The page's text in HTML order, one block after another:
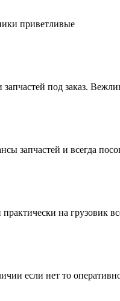
приветливые
под заказ.
запчастей и всегда
на грузовик
если нет то